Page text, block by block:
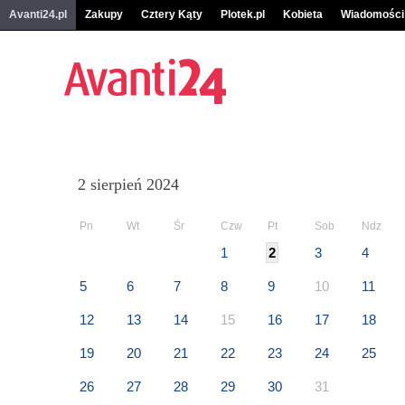
Avanti24.pl Zakupy Cztery Kąty Plotek.pl Kobieta Wiadomości
2 sierpień 2024
Pn Wt Śr Czw Pt Sob Ndz
1 2 3 4
5 6 7 8 9 10 11
12 13 14 15 16 17 18
19 20 21 22 23 24 25
26 27 28 29 30 31